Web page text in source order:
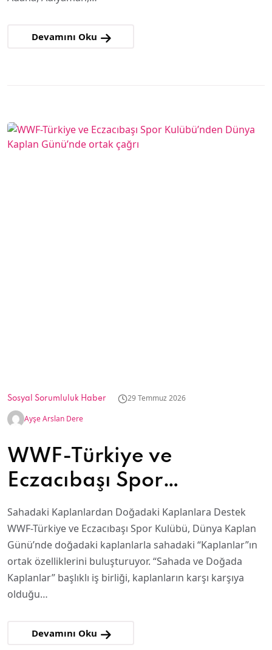
Devamını Oku
Sosyal Sorumluluk Haber
29 Temmuz 2026
Ayşe Arslan Dere
WWF-Türkiye ve
Eczacıbaşı Spor
Kulübü’nden Dünya
Kaplan Günü’nde ortak
çağrı
Sahadaki Kaplanlardan Doğadaki Kaplanlara Destek
WWF-Türkiye ve Eczacıbaşı Spor Kulübü, Dünya Kaplan
Günü’nde doğadaki kaplanlarla sahadaki “Kaplanlar”ın
ortak özelliklerini buluşturuyor. “Sahada ve Doğada
Kaplanlar” başlıklı iş birliği, kaplanların karşı karşıya
olduğu…
Devamını Oku